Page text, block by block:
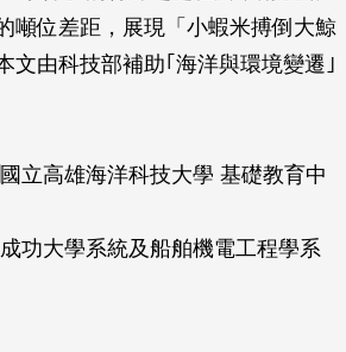
噸位差距，展現「小蝦米搏倒大鯨
文由科技部補助｢海洋與環境變遷｣
立高雄海洋科技大學 基礎教育中
成功大學系統及船舶機電工程學系